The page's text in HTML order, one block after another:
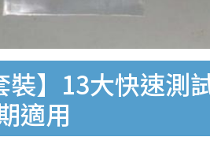
裝】13大快速
適用